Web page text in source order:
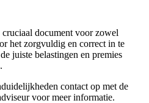
document voor zowel
het zorgvuldig en correct in te
juiste belastingen en premies
contact op met de
voor meer informatie.